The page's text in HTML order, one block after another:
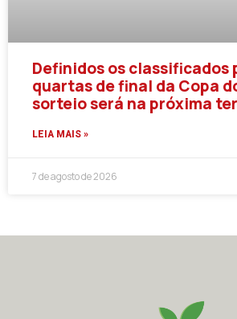
Definidos os classificados
quartas de final da Copa
sorteio será na próxima
LEIA MAIS »
7 de agosto de 2026